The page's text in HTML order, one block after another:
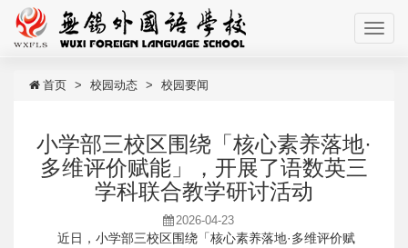
首页 校园动态 校园要闻
小学部三校区围绕「核心素养落地·
多维评价赋能」，开展了语数英三
学科联合教学研讨活动
2026-04-23
近日，小学部三校区围绕「核心素养落地·多维评价赋